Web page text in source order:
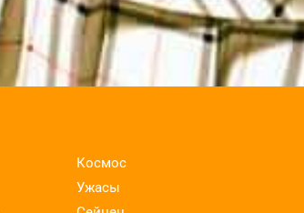
Космос
Ужасы